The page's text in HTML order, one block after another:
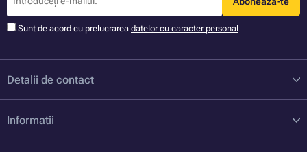
Sunt de acord cu prelucrarea datelor cu caracter personal
Detalii de contact
Informatii